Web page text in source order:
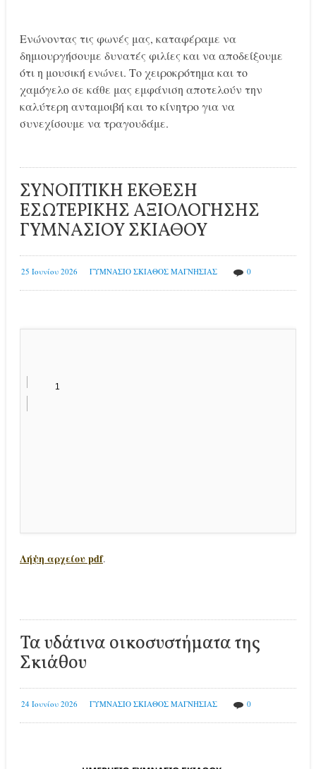
Ενώνοντας τις φωνές μας, καταφέραμε να
δημιουργήσουμε δυνατές φιλίες και να αποδείξουμε
ότι η μουσική ενώνει. Το χειροκρότημα και το
χαμόγελο σε κάθε μας εμφάνιση αποτελούν την
καλύτερη ανταμοιβή και το κίνητρο για να
συνεχίσουμε να τραγουδάμε.
ΣΥΝΟΠΤΙΚΗ ΕΚΘΕΣΗ
ΕΣΩΤΕΡΙΚΗΣ ΑΞΙΟΛΟΓΗΣΗΣ
ΓΥΜΝΑΣΙΟΥ ΣΚΙΑΘΟΥ
25 Ιουνίου 2026 ΓΥΜΝΑΣΙΟ ΣΚΙΑΘΟΣ ΜΑΓΝΗΣΙΑΣ 0
Λήψη αρχείου pdf.
Τα υδάτινα οικοσυστήματα της
Σκιάθου
24 Ιουνίου 2026 ΓΥΜΝΑΣΙΟ ΣΚΙΑΘΟΣ ΜΑΓΝΗΣΙΑΣ 0